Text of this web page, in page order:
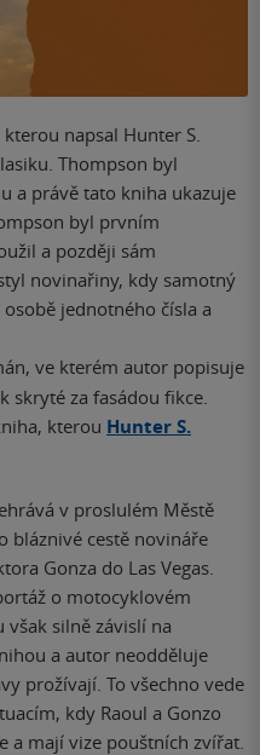
napsal Hunter S.
Thompson byl
a právě tato kniha ukazuje
byl prvním
a později sám
novinařiny, kdy samotný
jednotného čísla a
ve kterém autor popisuje
skryté za fasádou fikce.
kterou Hunter S.
v proslulém Městě
bláznivé cestě novináře
Gonza do Las Vegas.
o motocyklovém
však silně závislí na
a autor neodděluje
prožívají. To všechno vede
kdy Raoul a Gonzo
a mají vize pouštních zvířat.